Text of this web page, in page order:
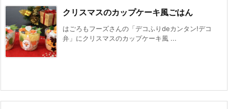
クリスマスのカップケーキ風ごはん
はごろもフーズさんの「デコふりdeカンタン!デコ
弁」にクリスマスのカップケーキ風 ...